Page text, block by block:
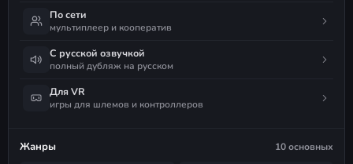
По сети
мультиплеер и кооператив
С русской озвучкой
полный дубляж на русском
Для VR
игры для шлемов и контроллеров
Жанры 10 основных